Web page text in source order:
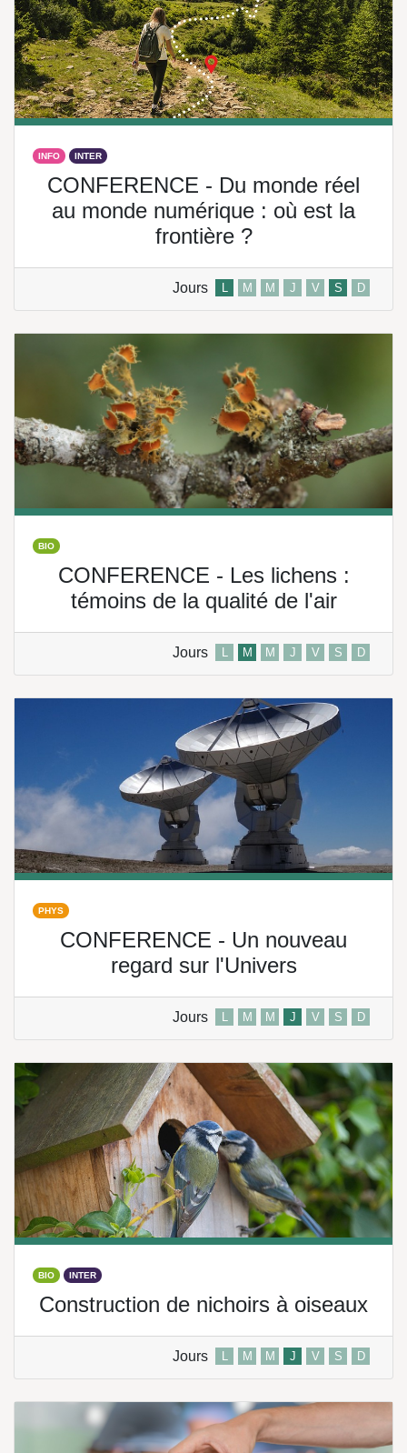
INFO INTER
CONFERENCE - Du monde réel
au monde numérique : où est la
frontière ?
Jours L M M J V S D
BIO
CONFERENCE - Les lichens :
témoins de la qualité de l'air
Jours L M M J V S D
PHYS
CONFERENCE - Un nouveau
regard sur l'Univers
Jours L M M J V S D
BIO INTER
Construction de nichoirs à oiseaux
Jours L M M J V S D